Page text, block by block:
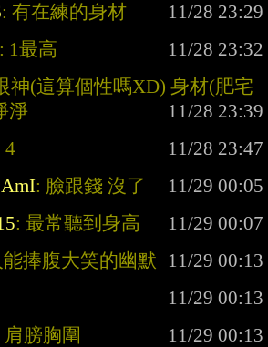
: 有在練的身材
: 1最高
神(這算個性嗎XD) 身材(肥宅
淨
4
: 臉跟錢 沒了
: 最常聽到身高
捧腹大笑的幽默
肩膀胸圍